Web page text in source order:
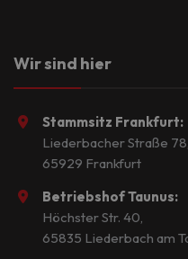
Wir sind hier
Stammsitz Frankfurt:
Liederbacher Straße 78,
65929 Frankfurt
Betriebshof Taunus:
Höchster Str. 40,
65835 Liederbach am